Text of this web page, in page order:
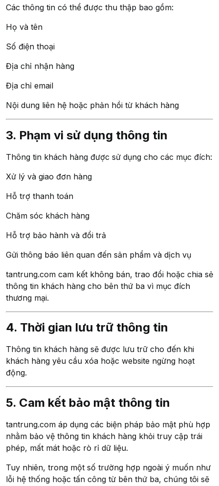
Các thông tin có thể được thu thập bao gồm:
Họ và tên
Số điện thoại
Địa chỉ nhận hàng
Địa chỉ email
Nội dung liên hệ hoặc phản hồi từ khách hàng
3. Phạm vi sử dụng thông tin
Thông tin khách hàng được sử dụng cho các mục đích:
Xử lý và giao đơn hàng
Hỗ trợ thanh toán
Chăm sóc khách hàng
Hỗ trợ bảo hành và đổi trả
Gửi thông báo liên quan đến sản phẩm và dịch vụ
tantrung.com cam kết không bán, trao đổi hoặc chia sẻ
thông tin khách hàng cho bên thứ ba vì mục đích
thương mại.
4. Thời gian lưu trữ thông tin
Thông tin khách hàng sẽ được lưu trữ cho đến khi
khách hàng yêu cầu xóa hoặc website ngừng hoạt
động.
5. Cam kết bảo mật thông tin
tantrung.com áp dụng các biện pháp bảo mật phù hợp
nhằm bảo vệ thông tin khách hàng khỏi truy cập trái
phép, mất mát hoặc rò rỉ dữ liệu.
Tuy nhiên, trong một số trường hợp ngoài ý muốn như
lỗi hệ thống hoặc tấn công từ bên thứ ba, chúng tôi sẽ